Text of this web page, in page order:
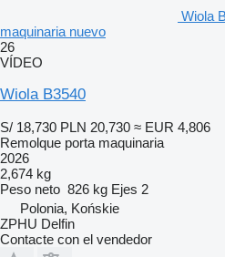
Wiola
maquinaria nuevo
26
VÍDEO
Wiola B3540
S/ 18,730 PLN 20,730 ≈ EUR 4,806
Remolque porta maquinaria
2026
2,674 kg
Peso neto 826 kg Ejes 2
Polonia, Końskie
ZPHU Delfin
Contacte con el vendedor